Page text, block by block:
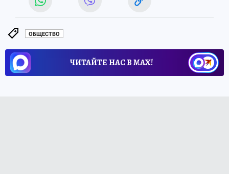
ОБЩЕСТВО
ЧИТАЙТЕ НАС В МАХ!